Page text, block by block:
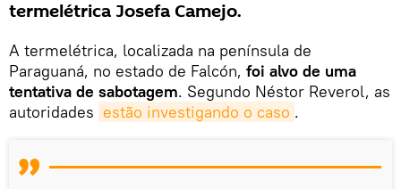
termelétrica Josefa Camejo.
A termelétrica, localizada na península de
Paraguaná, no estado de Falcón, foi alvo de uma
tentativa de sabotagem. Segundo Néstor Reverol, as
autoridades estão investigando o caso .